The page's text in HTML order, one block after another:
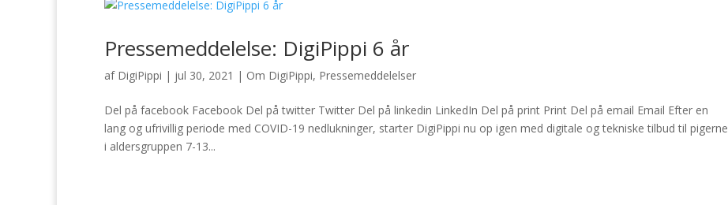
Pressemeddelelse: DigiPippi 6 år
af DigiPippi | jul 30, 2021 | Om DigiPippi, Pressemeddelelser
Del på facebook Facebook Del på twitter Twitter Del på linkedin LinkedIn Del på print Print Del på email Email Efter en
lang og ufrivillig periode med COVID-19 nedlukninger, starter DigiPippi nu op igen med digitale og tekniske tilbud til pigerne
i aldersgruppen 7-13...